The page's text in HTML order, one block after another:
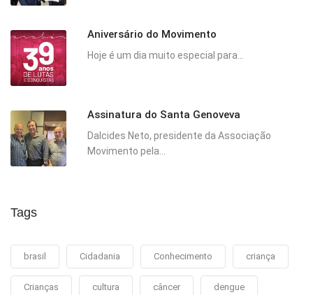
Aniversário do Movimento
Hoje é um dia muito especial para...
Assinatura do Santa Genoveva
Dalcides Neto, presidente da Associação
Movimento pela...
Tags
brasil Cidadania Conhecimento criança
Crianças cultura câncer dengue